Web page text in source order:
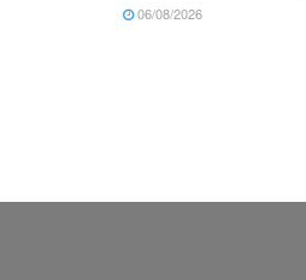
06/08/2026